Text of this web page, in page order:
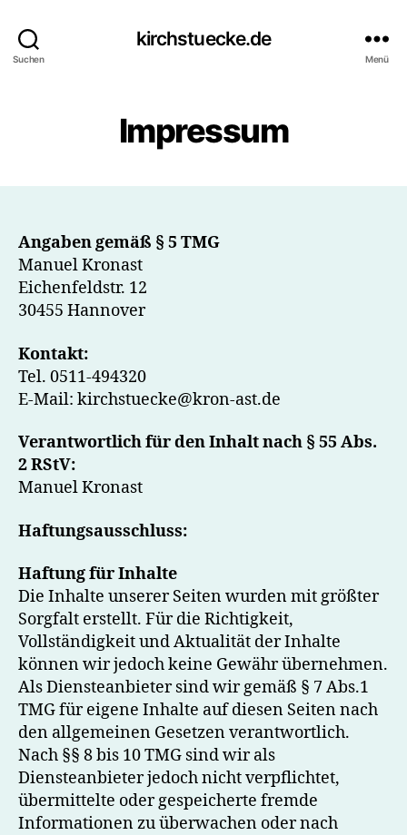
Suchen
kirchstuecke.de
Menü
Impressum
Angaben gemäß § 5 TMG
Manuel Kronast
Eichenfeldstr. 12
30455 Hannover
Kontakt:
Tel. 0511-494320
E-Mail: kirchstuecke@kron-ast.de
Verantwortlich für den Inhalt nach § 55 Abs.
2 RStV:
Manuel Kronast
Haftungsausschluss:
Haftung für Inhalte
Die Inhalte unserer Seiten wurden mit größter
Sorgfalt erstellt. Für die Richtigkeit,
Vollständigkeit und Aktualität der Inhalte
können wir jedoch keine Gewähr übernehmen.
Als Diensteanbieter sind wir gemäß § 7 Abs.1
TMG für eigene Inhalte auf diesen Seiten nach
den allgemeinen Gesetzen verantwortlich.
Nach §§ 8 bis 10 TMG sind wir als
Diensteanbieter jedoch nicht verpflichtet,
übermittelte oder gespeicherte fremde
Informationen zu überwachen oder nach